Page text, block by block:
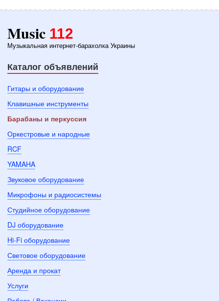
Music 112
Музыкальная интернет-барахолка Украины
Каталог объявлений
Гитары и оборудование
Клавишные инструменты
Барабаны и перкуссия
Оркестровые и народные
RCF
YAMAHA
Звуковое оборудование
Микрофоны и радиосистемы
Студийное оборудование
DJ оборудование
Hi-Fi оборудование
Световое оборудование
Аренда и прокат
Услуги